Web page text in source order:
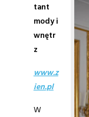
tant
mody i
wnętr
z
www.z
ien.pl
W